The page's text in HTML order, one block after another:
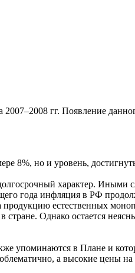
гг. Появление
8%, но и уровень,
характер.
года инфляция в РФ
естественных
Однако остается
упоминаются в Плане и
а высокие цены